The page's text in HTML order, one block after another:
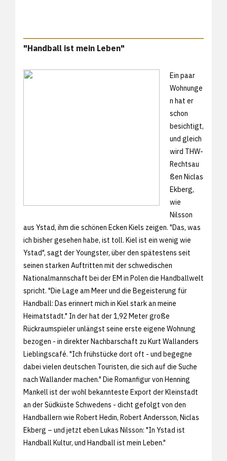
"Handball ist mein Leben"
Ein paar
Wohnunge
n hat er
schon
besichtigt,
und gleich
wird THW-
Rechtsau
ßen Niclas
Ekberg,
wie
Nilsson
aus Ystad, ihm die schönen Ecken Kiels zeigen. "Das, was
ich bisher gesehen habe, ist toll. Kiel ist ein wenig wie
Ystad", sagt der Youngster, über den spätestens seit
seinen starken Auftritten mit der schwedischen
Nationalmannschaft bei der EM in Polen die Handballwelt
spricht. "Die Lage am Meer und die Begeisterung für
Handball: Das erinnert mich in Kiel stark an meine
Heimatstadt." In der hat der 1,92 Meter große
Rückraumspieler unlängst seine erste eigene Wohnung
bezogen - in direkter Nachbarschaft zu Kurt Wallanders
Lieblingscafé. "Ich frühstücke dort oft - und begegne
dabei vielen deutschen Touristen, die sich auf die Suche
nach Wallander machen." Die Romanfigur von Henning
Mankell ist der wohl bekannteste Export der Kleinstadt
an der Südküste Schwedens - dicht gefolgt von den
Handballern wie Robert Hedin, Robert Andersson, Niclas
Ekberg – und jetzt eben Lukas Nilsson: "In Ystad ist
Handball Kultur, und Handball ist mein Leben."